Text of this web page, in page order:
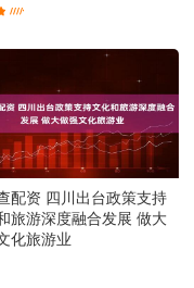
配资 四川出台政策支持
旅游深度融合发展 做大
化旅游业